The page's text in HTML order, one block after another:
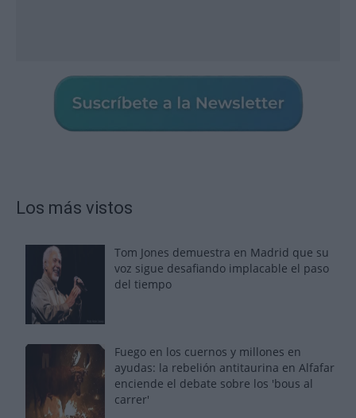
Los más vistos
Tom Jones demuestra en Madrid que su
voz sigue desafiando implacable el paso
del tiempo
Fuego en los cuernos y millones en
ayudas: la rebelión antitaurina en Alfafar
enciende el debate sobre los 'bous al
carrer'